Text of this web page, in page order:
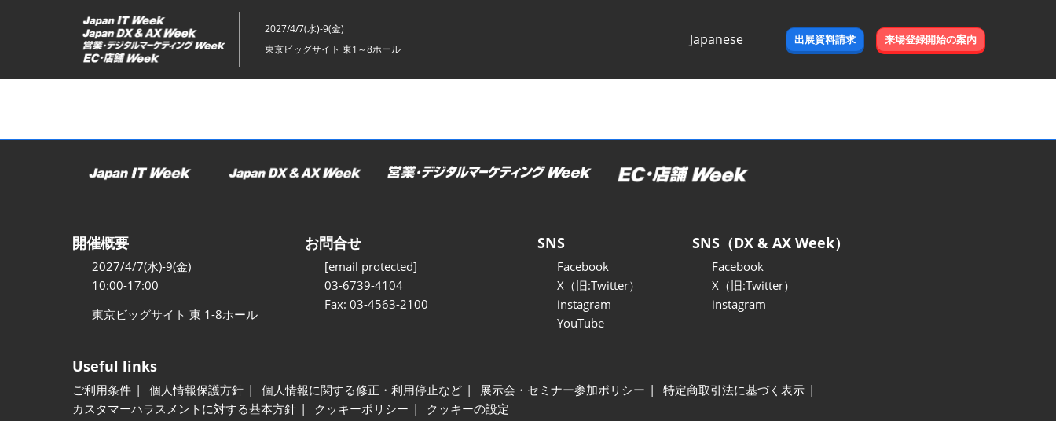
ッ
2027/4/7(水)-9(金)
東京ビッグサイト 東1～8ホール
Japanese
出展資料請求 来場登録開始の案内
開催概要
2027/4/7(水)-9(金)
10:00-17:00
東京ビッグサイト 東 1-8ホール
お問合せ
[email protected]
03-6739-4104
Fax: 03-4563-2100
SNS
Facebook
X（旧:Twitter）
instagram
YouTube
SNS（DX & AX Week）
Facebook
X（旧:Twitter）
instagram
Useful links
ご利用条件 個人情報保護方針 個人情報に関する修正・利用停止など 展示会・セミナー参加ポリシー
特定商取引法に基づく表示
カスタマーハラスメントに対する基本方針
クッキーポリシー クッキーの設定